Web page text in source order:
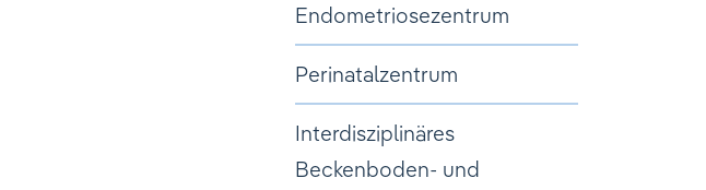
Endometriosezentrum
Perinatalzentrum
Interdisziplinäres
Beckenboden- und